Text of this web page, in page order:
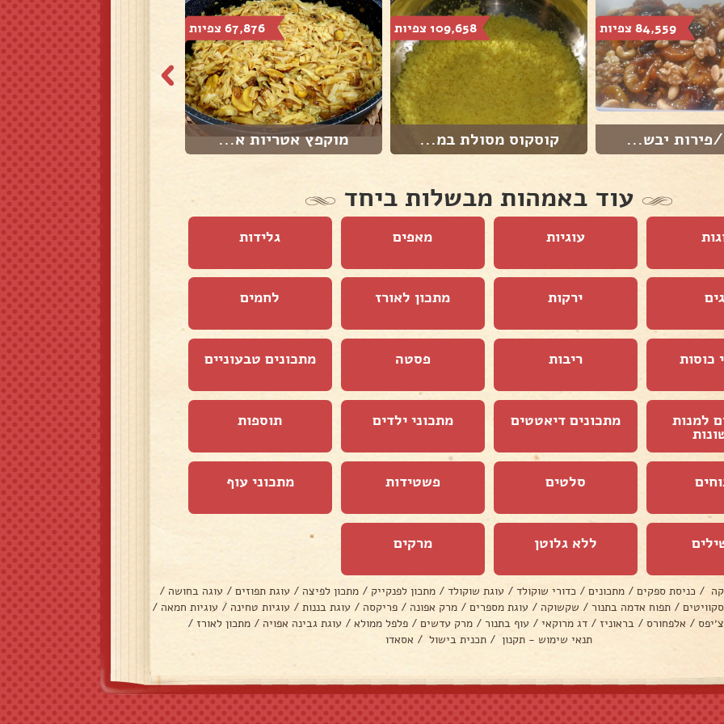
84,559 צפיות
פירות יבש...
109,658 צפיות
קוסקוס מסולת במ...
67,876 צפיות
מוקפץ אטריות א...
עוד באמהות מבשלות ביחד
עוגיות מאפים גלידות
ירקות מתכון לאורז לחמים
כוסות ריבות פסטה מתכונים טבעוניים
למנות מתכונים דיאטטים מתכוני ילדים תוספות
סלטים פשטידות מתכוני עוף
ללא גלוטן מרקים
/ כניסת ספקים / מתכונים / כדורי שוקולד / עוגת שוקולד / מתכון לפנקייק / מתכון לפיצה / עוגת תפוזים / עוגה בחושה /
/ תפוח אדמה בתנור / שקשוקה / עוגת מספרים / מרק אפונה / פריקסה / עוגת בננות / עוגיות טחינה / עוגיות חמאה /
/ אלפחורס / בראוניז / דג מרוקאי / עוף בתנור / מרק עדשים / פלפל ממולא / עוגת גבינה אפויה / מתכון לאורז /
תנאי שימוש - תקנון / תכנית בישול / אסאדו